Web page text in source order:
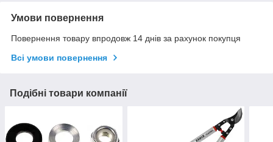
Умови повернення
Повернення товару впродовж 14 днів за рахунок покупця
Всі умови повернення
Подібні товари компанії